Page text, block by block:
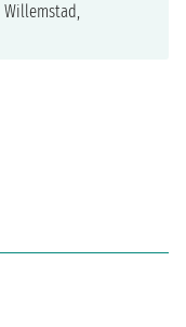
Willemstad,